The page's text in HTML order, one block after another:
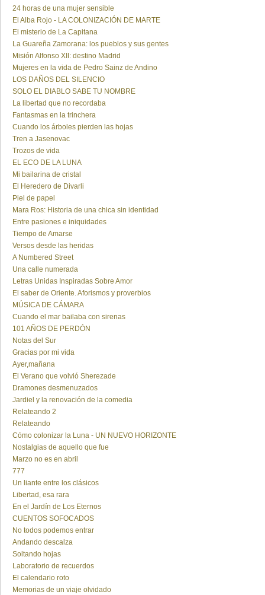
24 horas de una mujer sensible
El Alba Rojo - LA COLONIZACIÓN DE MARTE
El misterio de La Capitana
La Guareña Zamorana: los pueblos y sus gentes
Misión Alfonso XII: destino Madrid
Mujeres en la vida de Pedro Sainz de Andino
LOS DAÑOS DEL SILENCIO
SOLO EL DIABLO SABE TU NOMBRE
La libertad que no recordaba
Fantasmas en la trinchera
Cuando los árboles pierden las hojas
Tren a Jasenovac
Trozos de vida
EL ECO DE LA LUNA
Mi bailarina de cristal
El Heredero de Divarli
Piel de papel
Mara Ros: Historia de una chica sin identidad
Entre pasiones e iniquidades
Tiempo de Amarse
Versos desde las heridas
A Numbered Street
Una calle numerada
Letras Unidas Inspiradas Sobre Amor
El saber de Oriente. Aforismos y proverbios
MÚSICA DE CÁMARA
Cuando el mar bailaba con sirenas
101 AÑOS DE PERDÓN
Notas del Sur
Gracias por mi vida
Ayer,mañana
El Verano que volvió Sherezade
Dramones desmenuzados
Jardiel y la renovación de la comedia
Relateando 2
Relateando
Cómo colonizar la Luna - UN NUEVO HORIZONTE
Nostalgias de aquello que fue
Marzo no es en abril
777
Un liante entre los clásicos
Libertad, esa rara
En el Jardín de Los Eternos
CUENTOS SOFOCADOS
No todos podemos entrar
Andando descalza
Soltando hojas
Laboratorio de recuerdos
El calendario roto
Memorias de un viaje olvidado